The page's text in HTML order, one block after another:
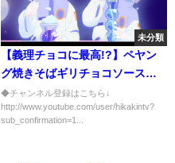
未分類
【義理チョコに最高!?】ペヤン
グ焼きそばギリチョコソース食
べてみた！
◆チャンネル登録はこちら↓
http://www.youtube.com/user/hikakintv?
sub_confirmation=1...